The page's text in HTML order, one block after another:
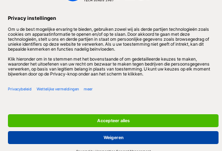
Volg ons
Redactionele partner
Algemene Voorwaarden & Copyrights